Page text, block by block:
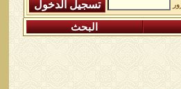
البحث